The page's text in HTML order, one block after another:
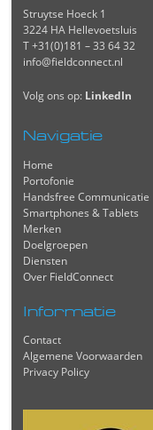
Struytse Hoeck 1
3224 HA Hellevoetsluis
T +31(0)181 – 33 64 32
info@fieldconnect.nl
Volg ons op: LinkedIn
Navigatie
Home
Portofonie
Handsfree Communicatie
Smartphones & Tablets
Merken
Doelgroepen
Diensten
Over FieldConnect
Informatie
Contact
Algemene Voorwaarden
Privacy Policy